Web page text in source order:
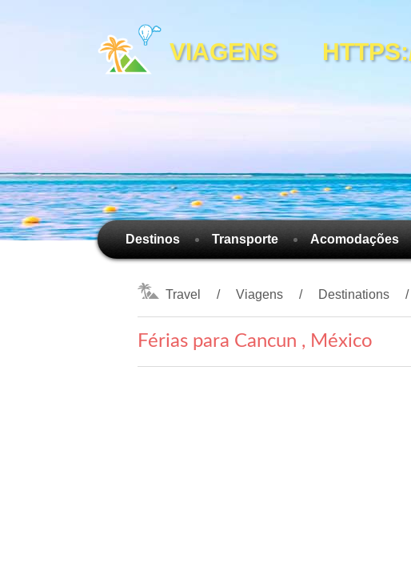
VIAGENS
Destinos Transporte Acomodações
Travel Viagens Destinations
Férias para Cancun , México